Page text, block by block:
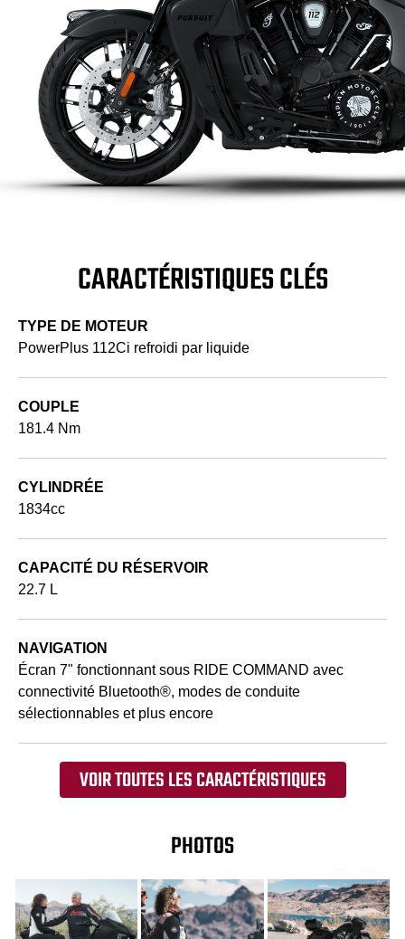
CARACTÉRISTIQUES CLÉS
TYPE DE MOTEUR
PowerPlus 112Ci refroidi par liquide
COUPLE
181.4 Nm
CYLINDRÉE
1834cc
CAPACITÉ DU RÉSERVOIR
22.7 L
NAVIGATION
Écran 7" fonctionnant sous RIDE COMMAND avec
connectivité Bluetooth®, modes de conduite
sélectionnables et plus encore
VOIR TOUTES LES CARACTÉRISTIQUES
PHOTOS